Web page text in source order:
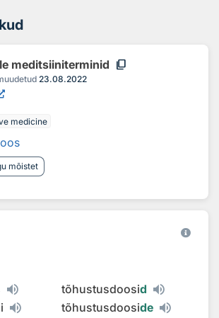
meditsiiniterminid content_copy
23.08.2022
medicine
mõistet
tõhustusdoosid
tõhustusdooside